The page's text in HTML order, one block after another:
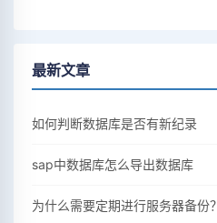
最新文章
如何判断数据库是否有新纪录
sap中数据库怎么导出数据库
为什么需要定期进行服务器备份？